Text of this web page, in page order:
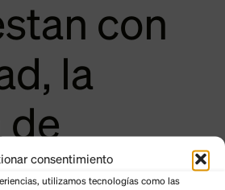
consentimiento
utilizamos tecnologías como las
con
la
de
del